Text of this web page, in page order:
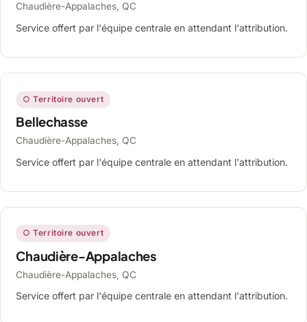
Chaudière-Appalaches, QC
Service offert par l'équipe centrale en attendant l'attribution.
○ Territoire ouvert
Bellechasse
Chaudière-Appalaches, QC
Service offert par l'équipe centrale en attendant l'attribution.
○ Territoire ouvert
Chaudière-Appalaches
Chaudière-Appalaches, QC
Service offert par l'équipe centrale en attendant l'attribution.